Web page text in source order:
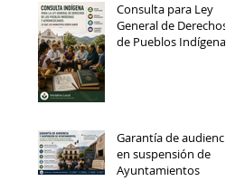
Consulta para Ley
General de Derechos
de Pueblos Indígenas
Garantía de audiencia
en suspensión de
Ayuntamientos